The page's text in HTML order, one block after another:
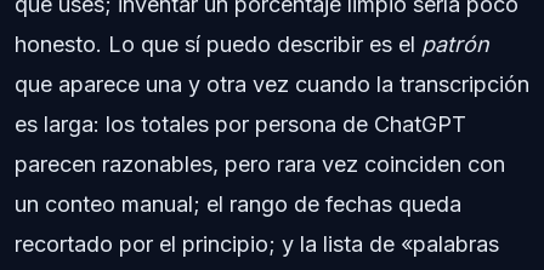
honesto. Lo que sí puedo describir es el patrón
que aparece una y otra vez cuando la transcripción
es larga: los totales por persona de ChatGPT
parecen razonables, pero rara vez coinciden con
un conteo manual; el rango de fechas queda
recortado por el principio; y la lista de «palabras